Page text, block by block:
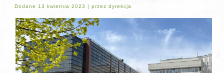
Dodane 13 kwietnia 2023 |przez dyrekcja